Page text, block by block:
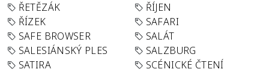
ŘETĚZÁK
ŘÍJEN
ŘÍZEK
SAFARI
SAFE BROWSER
SALÁT
SALESIÁNSKÝ PLES
SALZBURG
SATIRA
SCÉNICKÉ ČTENÍ